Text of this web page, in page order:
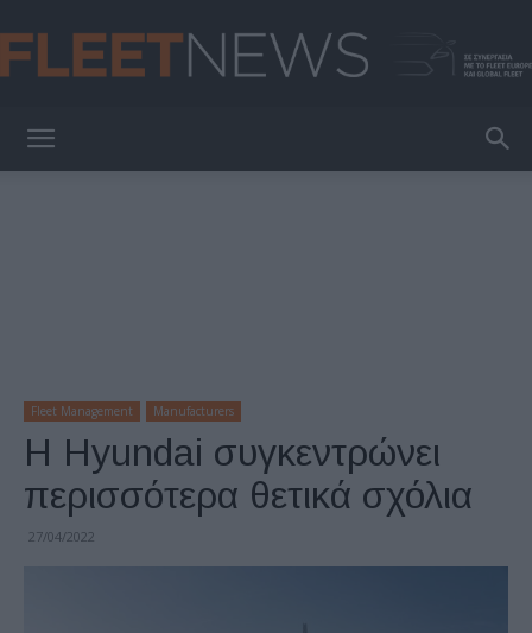
Fleet Management Manufacturers
Η Hyundai συγκεντρώνει
περισσότερα θετικά σχόλια
27/04/2022